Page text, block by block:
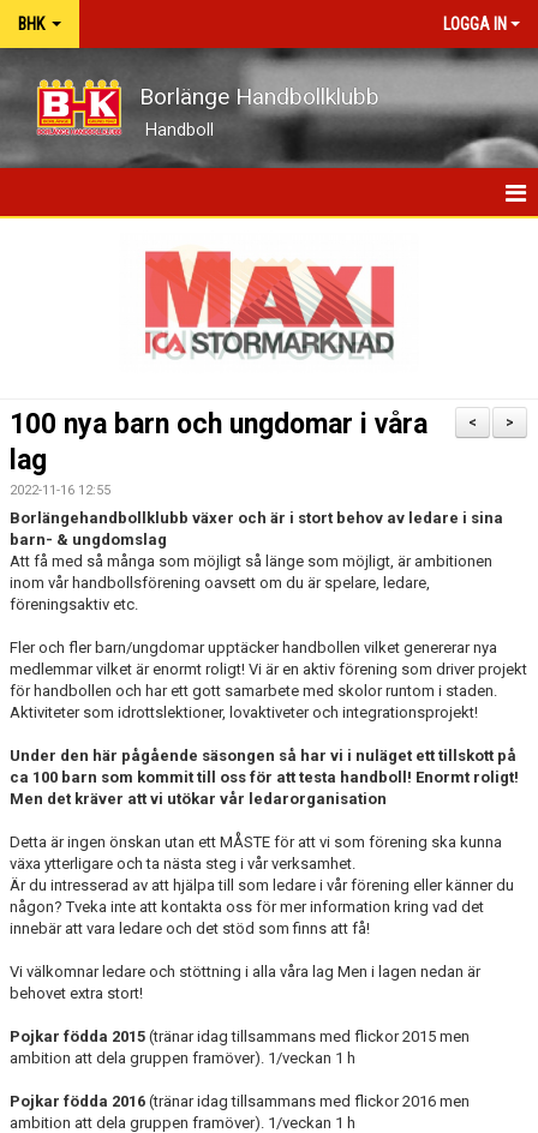
BHK LOGGA IN
Borlänge Handbollklubb
Handboll
KONTAKT
VÅRA LAG/TRÄNARE
MATCHER
MEDLEMS INFO
UNGDOMSKOMMITTÉN
>
<
100 nya barn och ungdomar i våra
lag
2022-11-16 12:55
Borlängehandbollklubb växer och är i stort behov av ledare i sina
barn- & ungdomslag
Att få med så många som möjligt så länge som möjligt, är ambitionen
inom vår handbollsförening oavsett om du är spelare, ledare,
föreningsaktiv etc.
Fler och fler barn/ungdomar upptäcker handbollen vilket genererar nya
medlemmar vilket är enormt roligt! Vi är en aktiv förening som driver projekt
för handbollen och har ett gott samarbete med skolor runtom i staden.
Aktiviteter som idrottslektioner, lovaktiveter och integrationsprojekt!
Under den här pågående säsongen så har vi i nuläget ett tillskott på
ca 100 barn som kommit till oss för att testa handboll! Enormt roligt!
Men det kräver att vi utökar vår ledarorganisation
Detta är ingen önskan utan ett MÅSTE för att vi som förening ska kunna
växa ytterligare och ta nästa steg i vår verksamhet.
Är du intresserad av att hjälpa till som ledare i vår förening eller känner du
någon? Tveka inte att kontakta oss för mer information kring vad det
innebär att vara ledare och det stöd som finns att få!
Vi välkomnar ledare och stöttning i alla våra lag Men i lagen nedan är
behovet extra stort!
Pojkar födda 2015 (tränar idag tillsammans med flickor 2015 men
ambition att dela gruppen framöver). 1/veckan 1 h
Pojkar födda 2016 (tränar idag tillsammans med flickor 2016 men
ambition att dela gruppen framöver). 1/veckan 1 h